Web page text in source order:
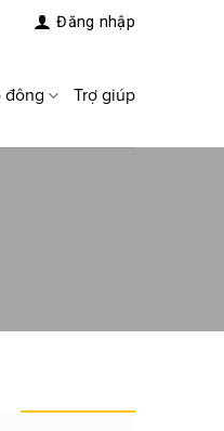
Đăng nhập
đông Trợ giúp